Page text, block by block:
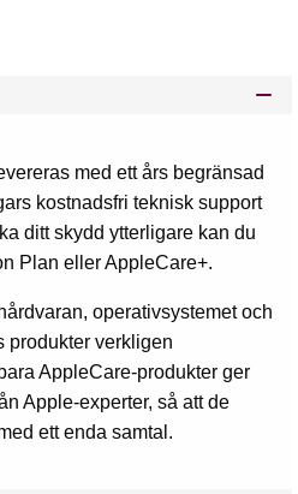
med ett års begränsad
kostnadsfri teknisk support
ditt skydd ytterligare kan du
Plan eller AppleCare+.
operativsystemet och
produkter verkligen
AppleCare-produkter ger
Apple-experter, så att de
ett enda samtal.